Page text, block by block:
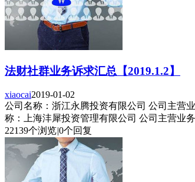
法财社群业务诉求汇总【2019.1.2】
xiaocai2019-01-02
公司名称：浙江永腾投资有限公司 公司主营
称：上海沣犀投资管理有限公司 公司主营业
22139个浏览|0个回复